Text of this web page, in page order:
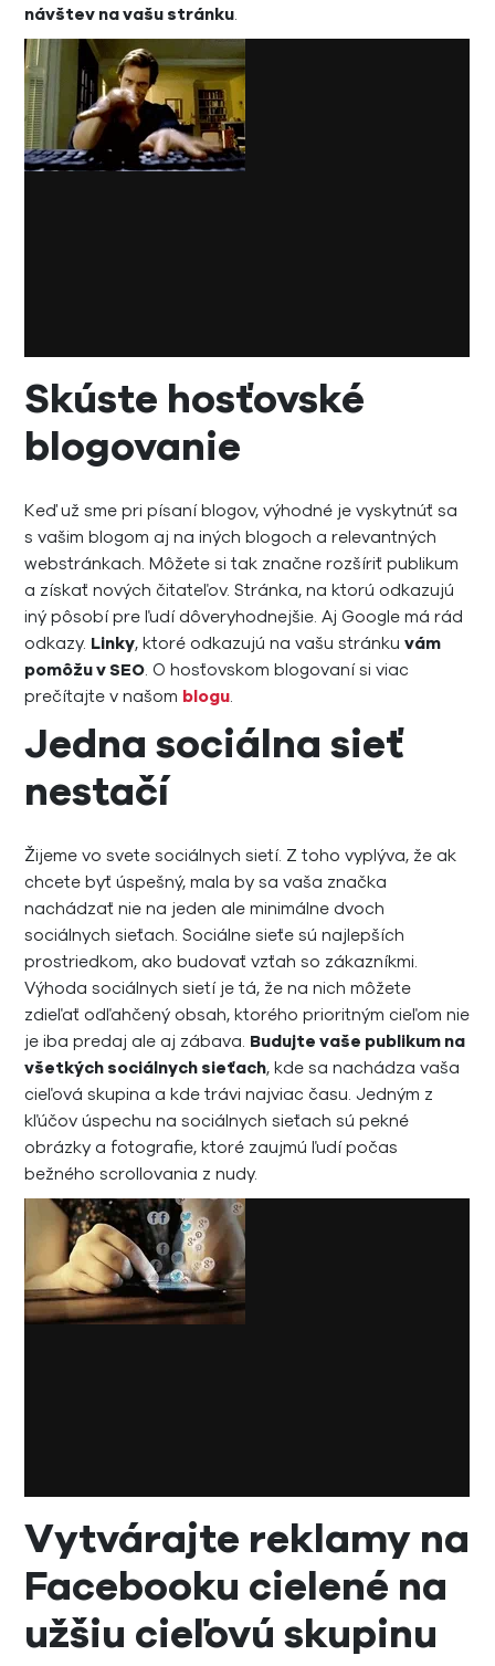
návštev na vašu stránku.
Skúste hosťovské
blogovanie
Keď už sme pri písaní blogov, výhodné je vyskytnúť sa
s vašim blogom aj na iných blogoch a relevantných
webstránkach. Môžete si tak značne rozšíriť publikum
a získať nových čitateľov. Stránka, na ktorú odkazujú
iný pôsobí pre ľudí dôveryhodnejšie. Aj Google má rád
odkazy. Linky, ktoré odkazujú na vašu stránkuvám
pomôžu v SEO. O hosťovskom blogovaní si viac
prečítajte v našom blogu.
Jedna sociálna sieť
nestačí
Žijeme vo svete sociálnych sietí. Z toho vyplýva, že ak
chcete byť úspešný, mala by sa vaša značka
nachádzať nie na jeden ale minimálne dvoch
sociálnych sieťach. Sociálne sieťe sú najlepších
prostriedkom, ako budovať vzťah so zákazníkmi.
Výhoda sociálnych sietí je tá, že na nich môžete
zdieľať odľahčený obsah, ktorého prioritným cieľom nie
je iba predaj ale aj zábava. Budujte vaše publikum na
všetkých sociálnych sieťach, kde sa nachádza vaša
cieľová skupina a kde trávi najviac času. Jedným z
kľúčov úspechu na sociálnych sieťach sú pekné
obrázky a fotografie, ktoré zaujmú ľudí počas
bežného scrollovania z nudy.
Vytvárajte reklamy na
Facebooku cielené na
užšiu cieľovú skupinu